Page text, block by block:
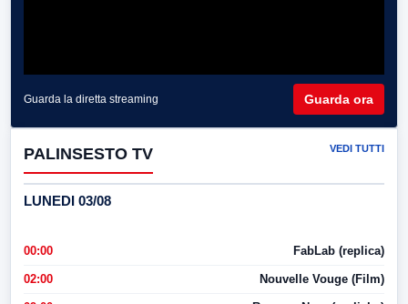
Guarda la diretta streaming Guarda ora
PALINSESTO TV VEDI TUTTI
LUNEDI 03/08
00:00 FabLab (replica)
02:00 Nouvelle Vouge (Film)